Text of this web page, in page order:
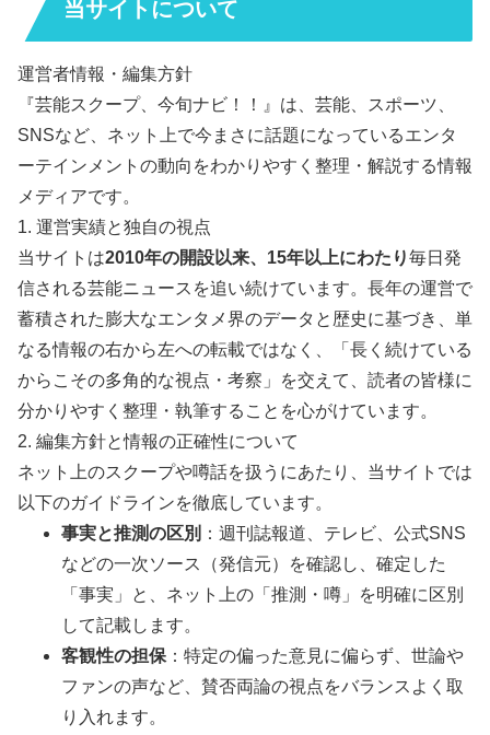
当サイトについて
運営者情報・編集方針
『芸能スクープ、今旬ナビ！！』は、芸能、スポーツ、
SNSなど、ネット上で今まさに話題になっているエンタ
ーテインメントの動向をわかりやすく整理・解説する情報
メディアです。
1. 運営実績と独自の視点
当サイトは2010年の開設以来、15年以上にわたり毎日発
信される芸能ニュースを追い続けています。長年の運営で
蓄積された膨大なエンタメ界のデータと歴史に基づき、単
なる情報の右から左への転載ではなく、「長く続けている
からこその多角的な視点・考察」を交えて、読者の皆様に
分かりやすく整理・執筆することを心がけています。
2. 編集方針と情報の正確性について
ネット上のスクープや噂話を扱うにあたり、当サイトでは
以下のガイドラインを徹底しています。
事実と推測の区別 ：週刊誌報道、テレビ、公式SNS
などの一次ソース（発信元）を確認し、確定した
「事実」と、ネット上の「推測・噂」を明確に区別
して記載します。
客観性の担保 ：特定の偏った意見に偏らず、世論や
ファンの声など、賛否両論の視点をバランスよく取
り入れます。